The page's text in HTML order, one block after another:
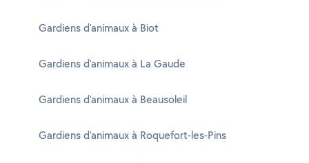
Gardiens d'animaux à Biot
Gardiens d'animaux à La Gaude
Gardiens d'animaux à Beausoleil
Gardiens d'animaux à Roquefort-les-Pins